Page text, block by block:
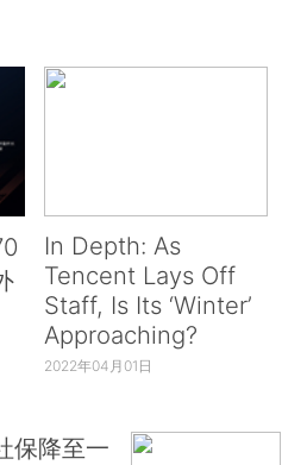
In Depth: As
Tencent Lays Off
Staff, Is Its ‘Winter’
Approaching?
2022年04月01日
保降至一